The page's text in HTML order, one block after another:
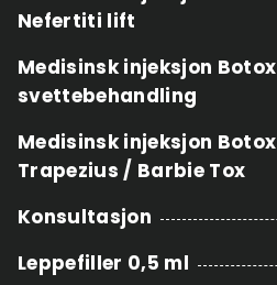
Nefertiti lift
Medisinsk injeksjon Botox
svettebehandling
Medisinsk injeksjon Botox
Trapezius / Barbie Tox
Konsultasjon
Leppefiller 0,5 ml